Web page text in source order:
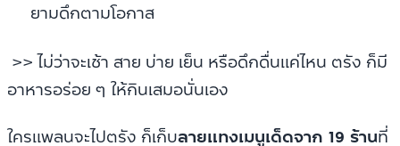
ยามดึกตามโอกาส
>> ไม่ว่าจะเช้า สาย บ่าย เย็น หรือดึกดื่นแค่ไหน ตรัง ก็มี
อาหารอร่อย ๆ ให้กินเสมอนั่นเอง
ใครแพลนจะไปตรัง ก็เก็บลายแทงเมนูเด็ดจาก 19 ร้านที่